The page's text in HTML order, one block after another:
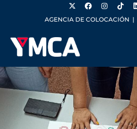
AGENCIA DE COLOCACIÓN |